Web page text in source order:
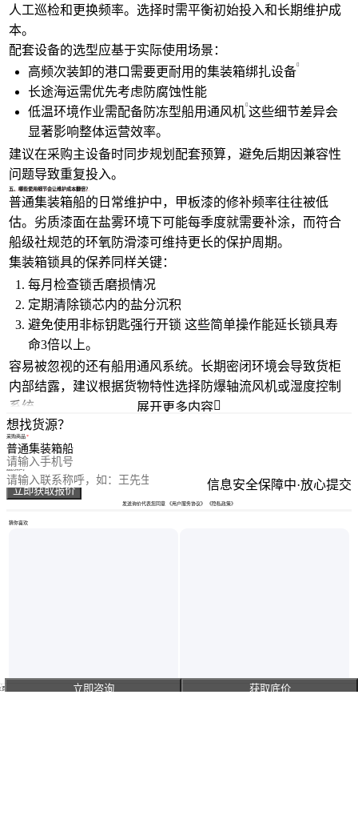
人工巡检和更换频率。选择时需平衡初始投入和长期维护成
本。
配套设备的选型应基于实际使用场景：
高频次装卸的港口需要更耐用的集装箱绑扎设备
长途海运需优先考虑防腐蚀性能
低温环境作业需配备防冻型船用通风机这些细节差异会
显著影响整体运营效率。
建议在采购主设备时同步规划配套预算，避免后期因兼容性
问题导致重复投入。
五、哪些使用细节会让维护成本翻倍？
普通集装箱船的日常维护中，甲板漆的修补频率往往被低
估。劣质漆面在盐雾环境下可能每季度就需要补涂，而符合
船级社规范的环氧防滑漆可维持更长的保护周期。
集装箱锁具的保养同样关键：
每月检查锁舌磨损情况
定期清除锁芯内的盐分沉积
避免使用非标钥匙强行开锁 这些简单操作能延长锁具寿
命3倍以上。
容易被忽视的还有船用通风系统。长期密闭环境会导致货柜
内部结露，建议根据货物特性选择防爆轴流风机或湿度控制
系统。
建立预防性维护清单比故障后抢修更经济，尤其要注意导航
系统和绑扎设备的定期校准。
普通集装箱船的采购决策不能仅看裸船报价，需要综合评估
防滑甲板漆的耐久性、集装箱锁具的智能化程度以及配套设
备的场景适配度。建议先明确运输频次、航线环境和货物特
性，再反向推导所需的设备配置等级，这样才能避免隐性成
展开更多内容
想找货源？
采购商品
您的电话
您的称呼
立即获取报价 信息安全保障中·放心提交
发送询价代表您同意 《用户服务协议》 《隐私政策》
猜你喜欢
页 立即咨询 获取底价